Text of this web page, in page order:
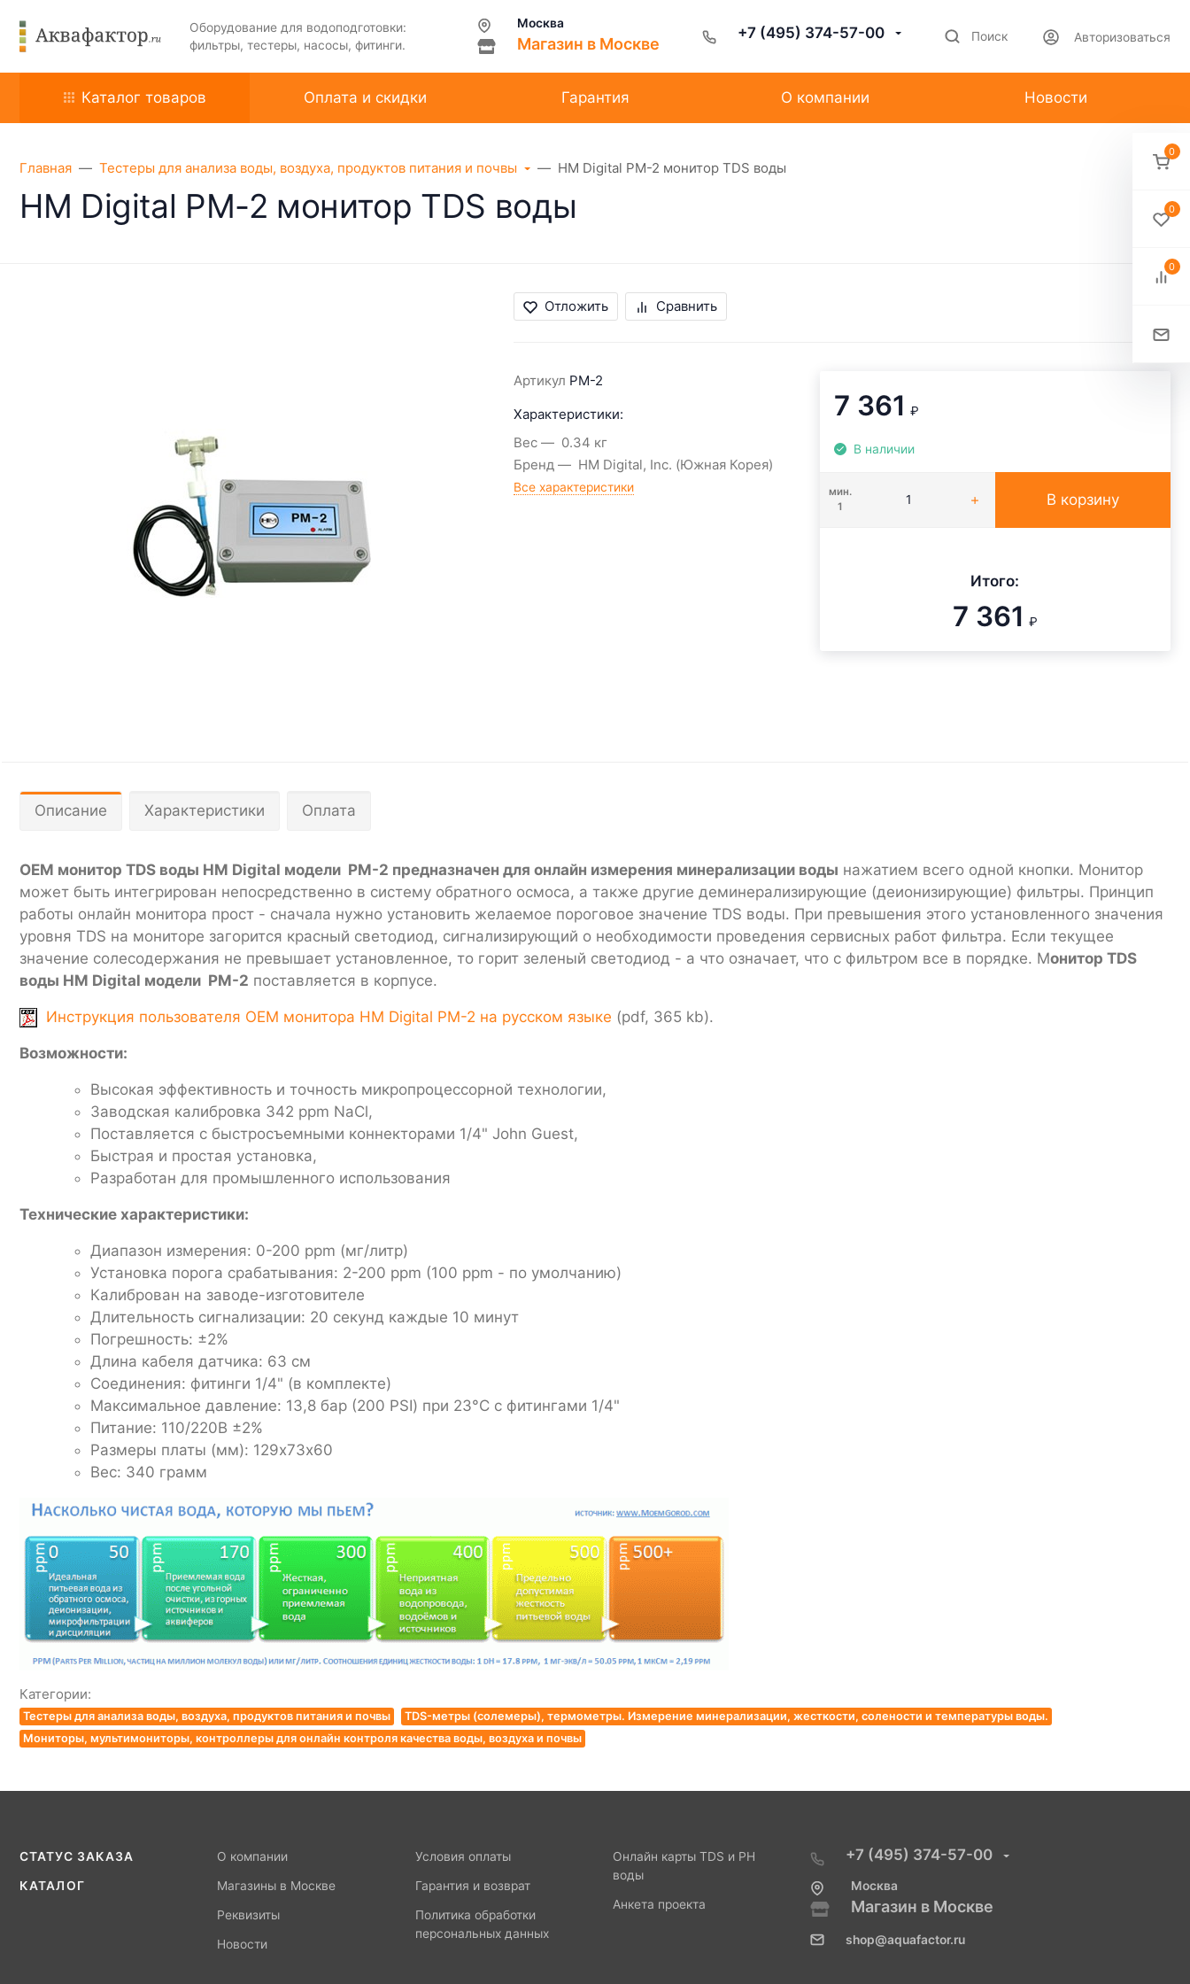
Оборудование для водоподготовки:
фильтры, тестеры, насосы, фитинги.
Москва
Магазин в Москве
+7 (495) 374-57-00 Поиск Авторизоваться
Каталог товаров Оплата и скидки Гарантия О компании Новости
Главная Тестеры для анализа воды, воздуха, продуктов питания и почвы HM Digital PM-2 монитор TDS воды
HM Digital PM-2 монитор TDS воды
Отложить Сравнить
Артикул PM-2
Характеристики:
Вес
0.34 кг
Бренд
HM Digital, Inc. (Южная Корея)
Все характеристики
7 361 ₽
В наличии
мин.
1
В корзину
Итого:
7 361 ₽
Описание Характеристики Оплата
ОЕМ монитор TDS воды HM Digital модели PM-2 предназначен для онлайн измерения минерализации воды нажатием всего одной кнопки. Монитор
может быть интегрирован непосредственно в систему обратного осмоса, а также другие деминерализирующие (деионизирующие) фильтры. Принцип
работы онлайн монитора прост - сначала нужно установить желаемое пороговое значение TDS воды. При превышения этого установленного значения
уровня TDS на мониторе загорится красный светодиод, сигнализирующий о необходимости проведения сервисных работ фильтра. Если текущее
значение солесодержания не превышает установленное, то горит зеленый светодиод - а что означает, что с фильтром все в порядке. Монитор TDS
воды HM Digital модели PM-2 поставляется в корпусе.
Инструкция пользователя OEM монитора HM Digital PM-2 на русском языке (pdf, 365 kb).
Возможности:
Высокая эффективность и точность микропроцессорной технологии,
Заводская калибровка 342 ppm NaCl,
Поставляется с быстросъемными коннекторами 1/4" John Guest,
Быстрая и простая установка,
Разработан для промышленного использования
Технические характеристики:
Диапазон измерения: 0-200 ppm (мг/литр)
Установка порога срабатывания: 2-200 ppm (100 ppm - по умолчанию)
Калиброван на заводе-изготовителе
Длительность сигнализации: 20 секунд каждые 10 минут
Погрешность: ±2%
Длина кабеля датчика: 63 см
Соединения: фитинги 1/4" (в комплекте)
Максимальное давление: 13,8 бар (200 PSI) при 23°C с фитингами 1/4"
Питание: 110/220В ±2%
Размеры платы (мм): 129х73х60
Вес: 340 грамм
Категории:
Тестеры для анализа воды, воздуха, продуктов питания и почвы
TDS-метры (солемеры), термометры. Измерение минерализации, жесткости, солености и температуры воды.
Мониторы, мультимониторы, контроллеры для онлайн контроля качества воды, воздуха и почвы
СТАТУС ЗАКАЗА
КАТАЛОГ
О компании
Магазины в Москве
Реквизиты
Новости
Условия оплаты
Гарантия и возврат
Политика обработки
персональных данных
Онлайн карты TDS и PH
воды
Анкета проекта
+7 (495) 374-57-00
Москва
Магазин в Москве
shop@aquafactor.ru
0
0
0